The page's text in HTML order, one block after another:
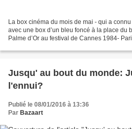
La box cinéma du mois de mai - qui a
avec une box d’un bleu foncé à la place du
Palme d’Or au festival de Cannes 1984-
Jusqu' au bout du monde:
l'ennui?
Publié le 08/01/2016 à 13:36
Par Bazaart